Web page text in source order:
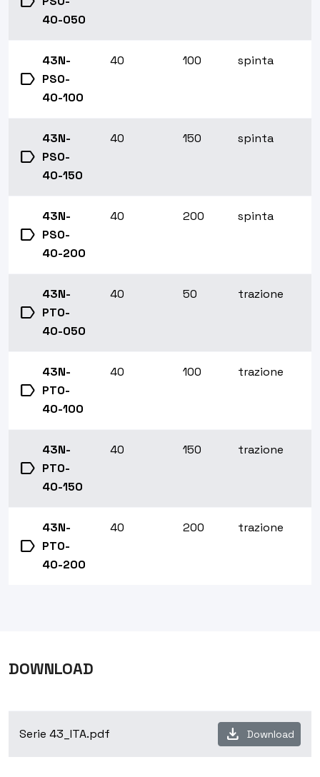
40-050
label
43N-
PS0-
40-100
40 100 spinta
label
43N-
PS0-
40-150
40 150 spinta
label
43N-
PS0-
40-200
40 200 spinta
label
43N-
PT0-
40-050
40 50 trazione
label
43N-
PT0-
40-100
40 100 trazione
label
43N-
PT0-
40-150
40 150 trazione
label
43N-
PT0-
40-200
40 200 trazione
DOWNLOAD
Serie 43_ITA.pdf download Download